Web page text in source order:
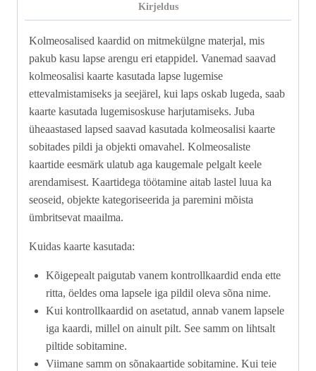
Kirjeldus
Kolmeosalised kaardid on mitmekülgne materjal, mis
pakub kasu lapse arengu eri etappidel. Vanemad saavad
kolmeosalisi kaarte kasutada lapse lugemise
ettevalmistamiseks ja seejärel, kui laps oskab lugeda, saab
kaarte kasutada lugemisoskuse harjutamiseks. Juba
üheaastased lapsed saavad kasutada kolmeosalisi kaarte
sobitades pildi ja objekti omavahel. Kolmeosaliste
kaartide eesmärk ulatub aga kaugemale pelgalt keele
arendamisest. Kaartidega töötamine aitab lastel luua ka
seoseid, objekte kategoriseerida ja paremini mõista
ümbritsevat maailma.
Kuidas kaarte kasutada:
Kõigepealt paigutab vanem kontrollkaardid enda ette
ritta, öeldes oma lapsele iga pildil oleva sõna nime.
Kui kontrollkaardid on asetatud, annab vanem lapsele
iga kaardi, millel on ainult pilt. See samm on lihtsalt
piltide sobitamine.
Viimane samm on sõnakaartide sobitamine. Kui teie